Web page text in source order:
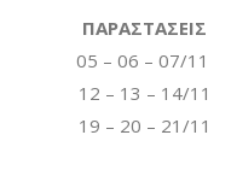
ΠΑΡΑΣΤΑΣΕΙΣ
05 – 06 – 07/11
12 – 13 – 14/11
19 – 20 – 21/11